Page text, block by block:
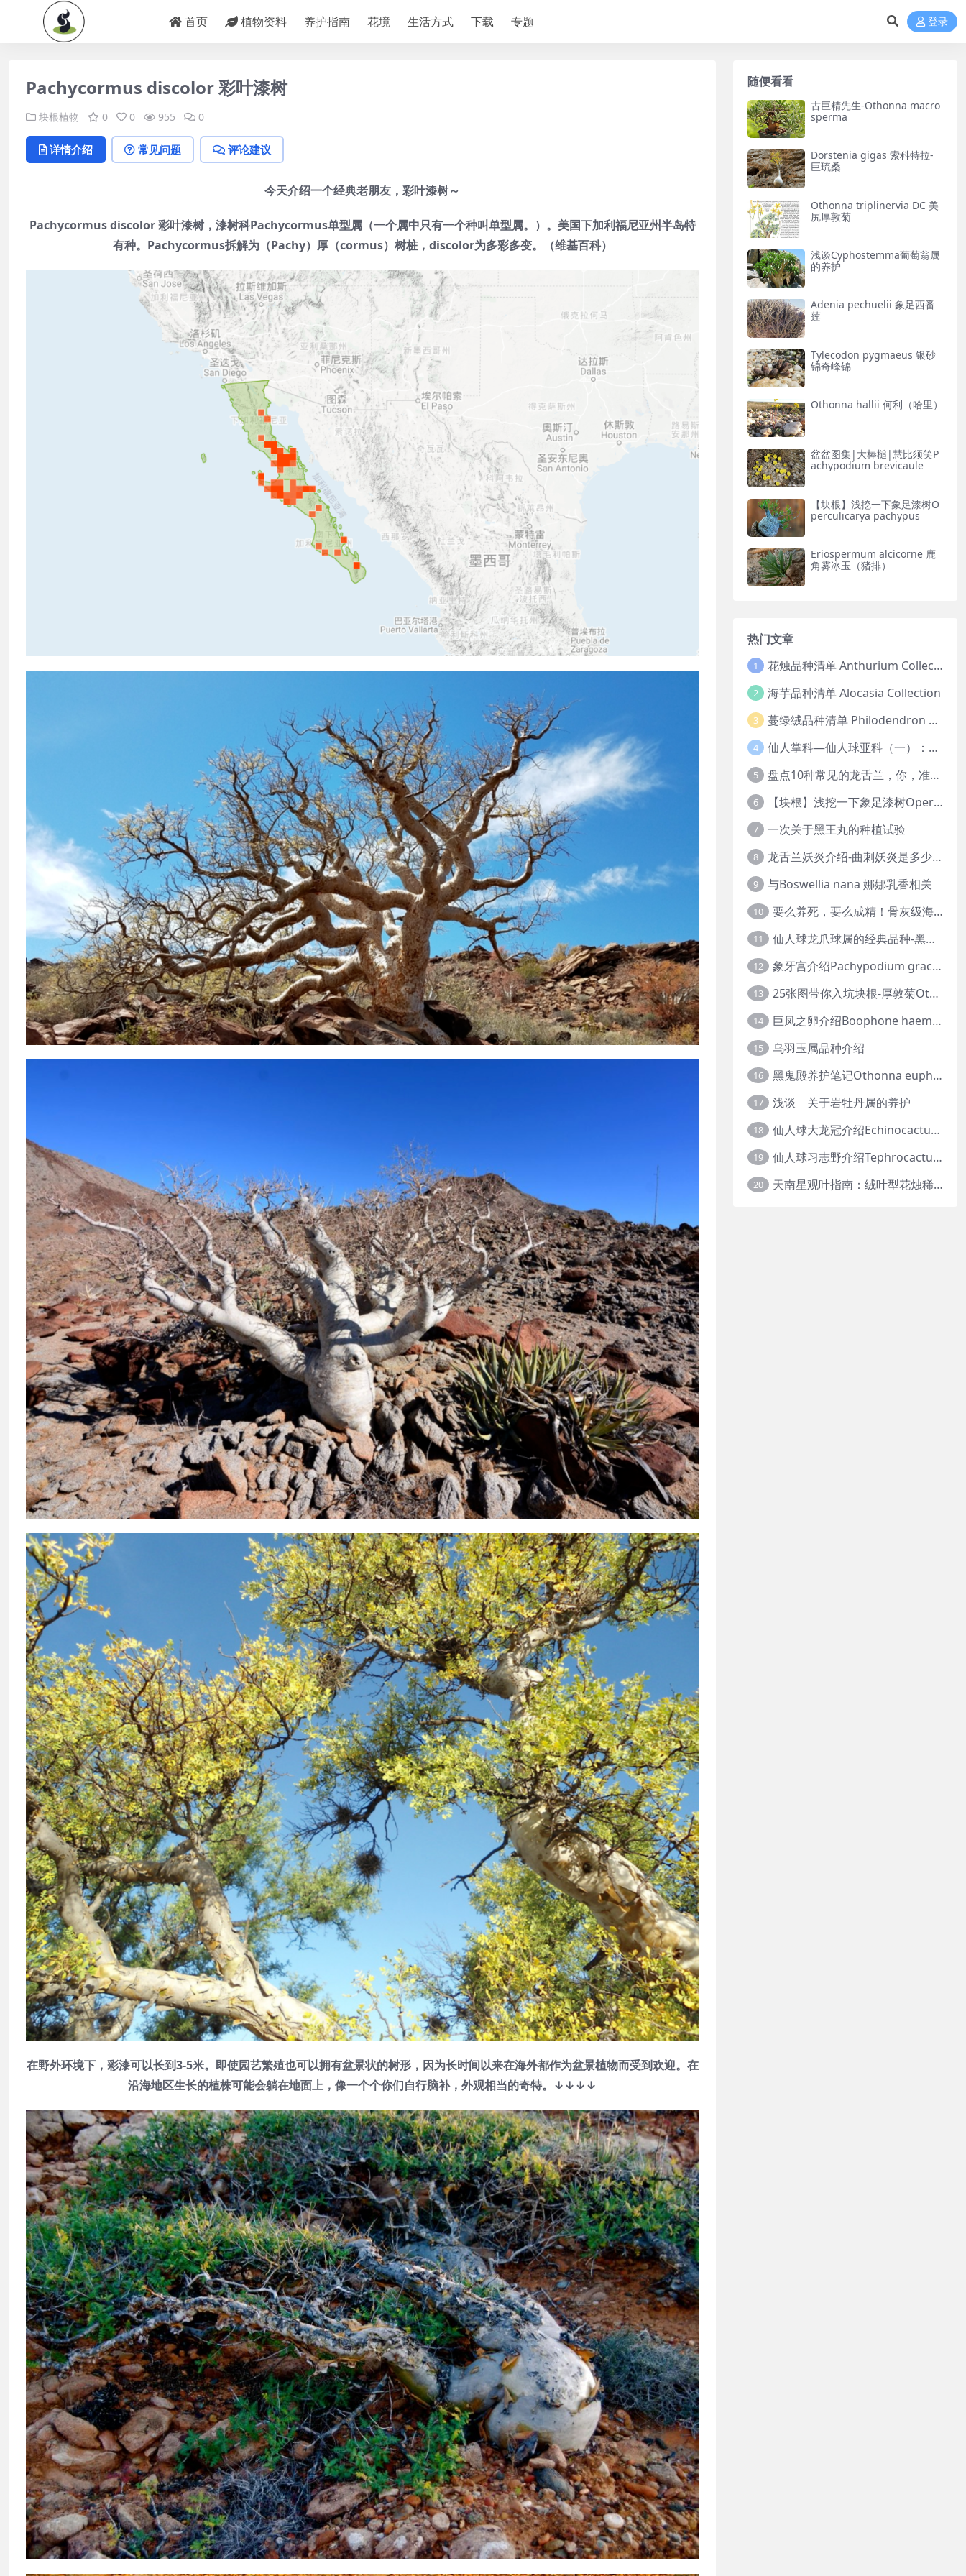
首页 植物资料 养护指南 花境 生活方式 下载 专题 登录
Pachycormus discolor 彩叶漆树
块根植物 0 0 955 0
详情介绍 常见问题 评论建议
今天介绍一个经典老朋友，彩叶漆树～
Pachycormus discolor 彩叶漆树，漆树科Pachycormus单型属（一个属中只有一个种叫单型属。 ）。美国下加利福尼亚州半岛特
有种。Pachycormus拆解为（Pachy）厚（cormus）树桩，discolor为多彩多变。（维基百科）
在野外环境下，彩漆可以长到3-5米。即使园艺繁殖也可以拥有盆景状的树形，因为长时间以来在海外都作为盆景植物而受到欢迎。在
沿海地区生长的植株可能会躺在地面上，像一个个你们自行脑补，外观相当的奇特。 ↓↓↓↓
随便看看
古巨精先生-Othonna macro
sperma
Dorstenia gigas 索科特拉-
巨琉桑
Othonna triplinervia DC 美
尻厚敦菊
浅谈Cyphostemma葡萄翁属
的养护
Adenia pechuelii 象足西番
莲
Tylecodon pygmaeus 银砂
锦奇峰锦
Othonna hallii 何利（哈里）
盆盆图集|大棒槌|慧比须笑P
achypodium brevicaule
【块根】浅挖一下象足漆树O
perculicarya pachypus
Eriospermum alcicorne 鹿
角雾冰玉（猪排）
热门文章
1 花烛品种清单 Anthurium Collection
2 海芋品种清单 Alocasia Collection
3 蔓绿绒品种清单 Philodendron Collection
4 仙人掌科—仙人球亚科（一）：岩牡丹
5 盘点10种常见的龙舌兰，你，准备好入坑了吗？
6 【块根】浅挖一下象足漆树Operculicarya pachypus
7 一次关于黑王丸的种植试验
8 龙舌兰妖炎介绍-曲刺妖炎是多少人的梦中情人？
9 与Boswellia nana 娜娜乳香相关
10 要么养死，要么成精！骨灰级海芋养护攻略
11 仙人球龙爪球属的经典品种-黑王丸系列的产地介绍
12 象牙宫介绍Pachypodium gracilius
13 25张图带你入坑块根-厚敦菊Othonna
14 巨凤之卵介绍Boophone haemanthoides
15 乌羽玉属品种介绍
16 黑鬼殿养护笔记Othonna euphorbioides
17 浅谈︱关于岩牡丹属的养护
18 仙人球大龙冠介绍Echinocactus polycephalus
19 仙人球习志野介绍Tephrocactus geometricus
20 天南星观叶指南：绒叶型花烛稀有种质 · 帝王花烛等